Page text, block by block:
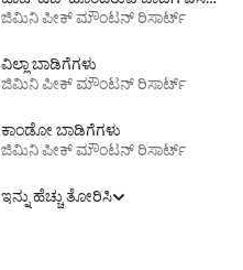
ಜಿಮಿನಿ ಪೀಕ್ ಮೌಂಟನ್ ರಿಸಾರ್ಟ್
ವಿಲ್ಲಾ ಬಾಡಿಗೆಗಳು
ಜಿಮಿನಿ ಪೀಕ್ ಮೌಂಟನ್ ರಿಸಾರ್ಟ್
ಕಾಂಡೋ ಬಾಡಿಗೆಗಳು
ಜಿಮಿನಿ ಪೀಕ್ ಮೌಂಟನ್ ರಿಸಾರ್ಟ್
ಇನ್ನು ಹೆಚ್ಚು ತೋರಿಸಿ